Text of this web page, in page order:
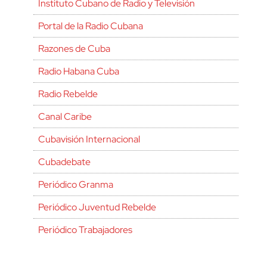
Instituto Cubano de Radio y Televisión
Portal de la Radio Cubana
Razones de Cuba
Radio Habana Cuba
Radio Rebelde
Canal Caribe
Cubavisión Internacional
Cubadebate
Periódico Granma
Periódico Juventud Rebelde
Periódico Trabajadores